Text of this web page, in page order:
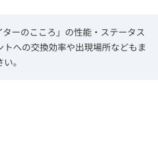
ーのこころ」の性能・ステータス
への交換効率や出現場所などもま
。